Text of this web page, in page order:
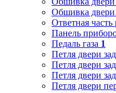
Обшивка двери
Ответная часть
Панель
Педаль газа 1
Петля двери
Петля двери
Петля двери
Петля двери